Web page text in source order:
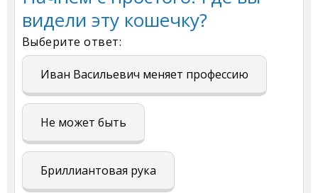
видели эту кошечку?
Выберите ответ:
Иван Васильевич меняет профессию
Не может быть
Бриллиантовая рука